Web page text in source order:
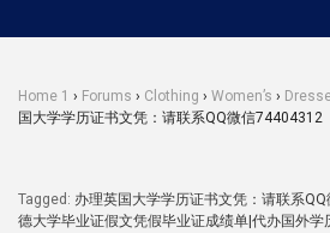
Home 1 › Forums › Clothing › Women’s ›
国大学学历证书文凭：请联系QQ微信74404312
Tagged: 办理英国大学学历证书文凭：请联系
德大学毕业证假文凭假毕业证成绩单|代办国外学